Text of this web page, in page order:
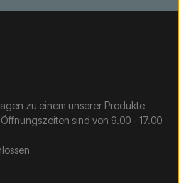
zu einem unserer Produkte
sind von 9.00 - 17.00